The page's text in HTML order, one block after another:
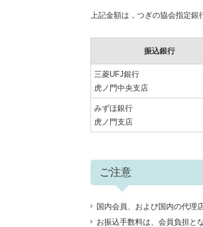
上記金額は，つぎの協会指定銀
振込銀行
三菱UFJ銀行
虎ノ門中央支店
みずほ銀行
虎ノ門支店
ご注意
国内会員、および国内の代理
お振込手数料は、会員負担と